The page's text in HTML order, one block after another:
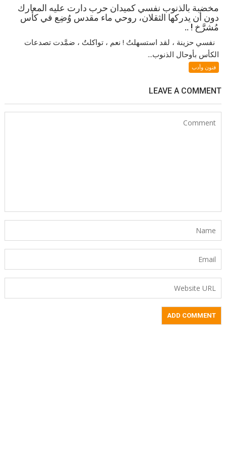
مخضبة بالذنوب نفسي كميدان حرب دارت عليه المعارك
دون أن يدركها الثقلان، روحي ماء مقدس وُضِع في كأس
مُشرَّخ ! ..
نفسي حزينة ، لقد استسهلتُ ! نعم ، تواكلتُ ، ضمَّدت تصدعات
الكأس بأوحال الذنوب...
فنون وأدب
LEAVE A COMMENT